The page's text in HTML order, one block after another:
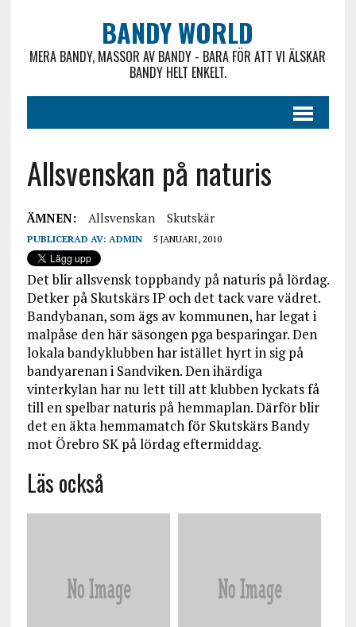
BANDY WORLD
MERA BANDY, MASSOR AV BANDY - BARA FÖR ATT VI ÄLSKAR
BANDY HELT ENKELT.
Allsvenskan på naturis
ÄMNEN: Allsvenskan Skutskär
PUBLICERAD AV: ADMIN 5 JANUARI, 2010
Det blir allsvensk toppbandy på naturis på lördag.
Detker på Skutskärs IP och det tack vare vädret.
Bandybanan, som ägs av kommunen, har legat i
malpåse den här säsongen pga besparingar. Den
lokala bandyklubben har istället hyrt in sig på
bandyarenan i Sandviken. Den ihärdiga
vinterkylan har nu lett till att klubben lyckats få
till en spelbar naturis på hemmaplan. Därför blir
det en äkta hemmamatch för Skutskärs Bandy
mot Örebro SK på lördag eftermiddag.
Läs också